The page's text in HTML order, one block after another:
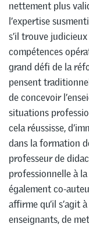
nettement plus
l’expertise
s’il trouve
compétences
grand défi de la
pensent
de concevoir
situations
cela réussisse,
dans la formation
professeur de
professionnelle à
également co-
affirme qu’il s’agit
enseignants, de